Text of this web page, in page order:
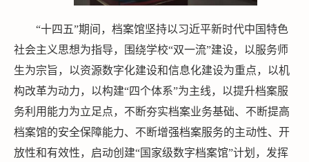
“十四五”期间，档案馆坚持以习近平新时代中国特色
社会主义思想为指导，围绕学校“双一流”建设，以服务师
生为宗旨，以资源数字化建设和信息化建设为重点，以机
构改革为动力，以构建“四个体系”为主线，以提升档案服
务利用能力为立足点，不断夯实档案业务基础、不断提高
档案馆的安全保障能力、不断增强档案服务的主动性、开
放性和有效性，启动创建“国家级数字档案馆”计划，发挥